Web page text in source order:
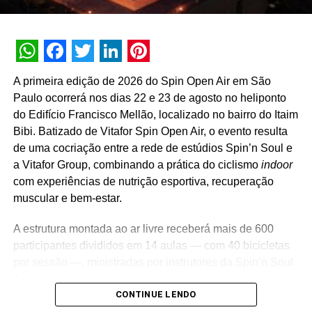
“É irrelevante pensarmos isoladamente nas letras que
é o desafio de traduzir e maximizar a transmissão da boa
informação ao grupo a quem desejamos impactar, ou
seja, as nossas comunidades. O futuro do mercado MICE
é a integração de todas as letras em nossos projetos,
somando com experiência e entretenimento”,
complementa Rodrigo Cordeiro.
O 6º Congresso MICE Brasil, que acontece dentro da 19ª
Feira EBS | Evento Business Show, é o maior evento de
conteúdo voltado ao segmento MICE (Meeting,
país. Neste ano, será presencial, nos dias 27 e 28 de
outubro, no Centro de Convenções Rebouças, em São
Serão dois dias intensos de conteúdo, discussão,
networking, internacionalidade, enriquecimento
WhatsApp
Facebook
Twitter
LinkedIn
Pinterest
A primeira edição de 2026 do Spin Open Air em São
Paulo ocorrerá nos dias 22 e 23 de agosto no heliponto
do Edifício Francisco Mellão, localizado no bairro do Itaim
Bibi. Batizado de Vitafor Spin Open Air, o evento resulta
de uma cocriação entre a rede de estúdios Spin’n Soul e
a Vitafor Group, combinando a prática do ciclismo indoor
com experiências de nutrição esportiva, recuperação
muscular e bem-estar.
A estrutura montada ao ar livre receberá mais de 600
participantes divididos em 14 aulas — com 40 bicicletas
estudo “Saúde & Bem-Estar” (Hand Gestão
CONTINUE LENDO